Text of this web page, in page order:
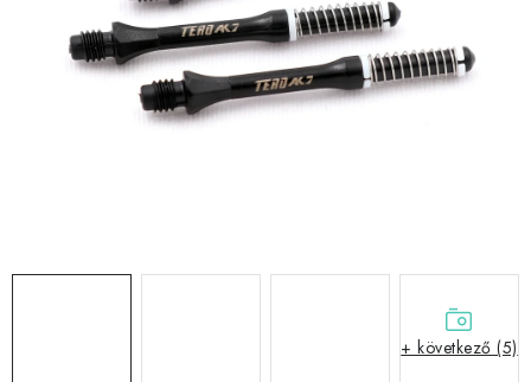
RUHÁZAT
+ következő (5)